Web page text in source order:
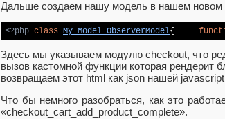
Дальше создаем нашу модель в нашем новом
<?php class My_Model_ObserverModel
Здесь мы указываем модулю checkout, что
вызов кастомной функции которая рендерит
возвращаем этот html как json нашей
Что бы немного разобраться, как это
«checkout_cart_add_product_complete».